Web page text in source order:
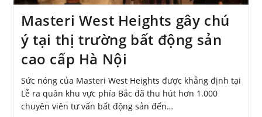
Masteri West Heights gây chú
ý tại thị trường bất động sản
cao cấp Hà Nội
Sức nóng của Masteri West Heights được khẳng định tại
Lễ ra quân khu vực phía Bắc đã thu hút hơn 1.000
chuyên viên tư vấn bất động sản đến…